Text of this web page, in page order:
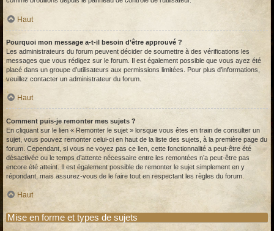
Haut
Pourquoi mon message a-t-il besoin d’être approuvé ?
Les administrateurs du forum peuvent décider de soumettre à des vérifications les
messages que vous rédigez sur le forum. Il est également possible que vous ayez été
placé dans un groupe d’utilisateurs aux permissions limitées. Pour plus d’informations,
veuillez contacter un administrateur du forum.
Haut
Comment puis-je remonter mes sujets ?
En cliquant sur le lien « Remonter le sujet » lorsque vous êtes en train de consulter un
sujet, vous pouvez remonter celui-ci en haut de la liste des sujets, à la première page du
forum. Cependant, si vous ne voyez pas ce lien, cette fonctionnalité a peut-être été
désactivée ou le temps d’attente nécessaire entre les remontées n’a peut-être pas
encore été atteint. Il est également possible de remonter le sujet simplement en y
répondant, mais assurez-vous de le faire tout en respectant les règles du forum.
Haut
Mise en forme et types de sujets